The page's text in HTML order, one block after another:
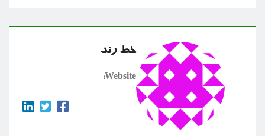
خط رند
Website: